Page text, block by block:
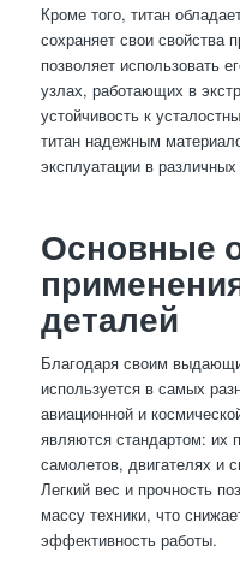
Кроме того, титан
сохраняет свои свойства
позволяет использовать
узлах, работающих в
устойчивость к
титан надежным
эксплуатации в
Основные
деталей
Благодаря своим
используется в самых
авиационной и
являются стандартом: их
самолетов, двигателях и
Легкий вес и прочность
массу техники, что
эффективность работы.